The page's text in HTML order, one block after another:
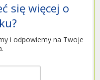
się więcej o
i odpowiemy na Twoje